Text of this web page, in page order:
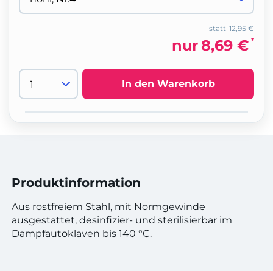
12,95 €
statt
nur 8,69 € *
In den Warenkorb
Produktinformation
Aus rostfreiem Stahl, mit Normgewinde
ausgestattet, desinfizier- und sterilisierbar im
Dampfautoklaven bis 140 °C.